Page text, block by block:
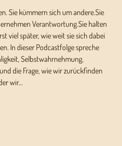
Sie kümmern sich um andere.Sie
Verantwortung.Sie halten
viel später, wie weit sie sich dabei
In dieser Podcastfolge spreche
Selbstwahrnehmung,
die Frage, wie wir zurückfinden
wir…